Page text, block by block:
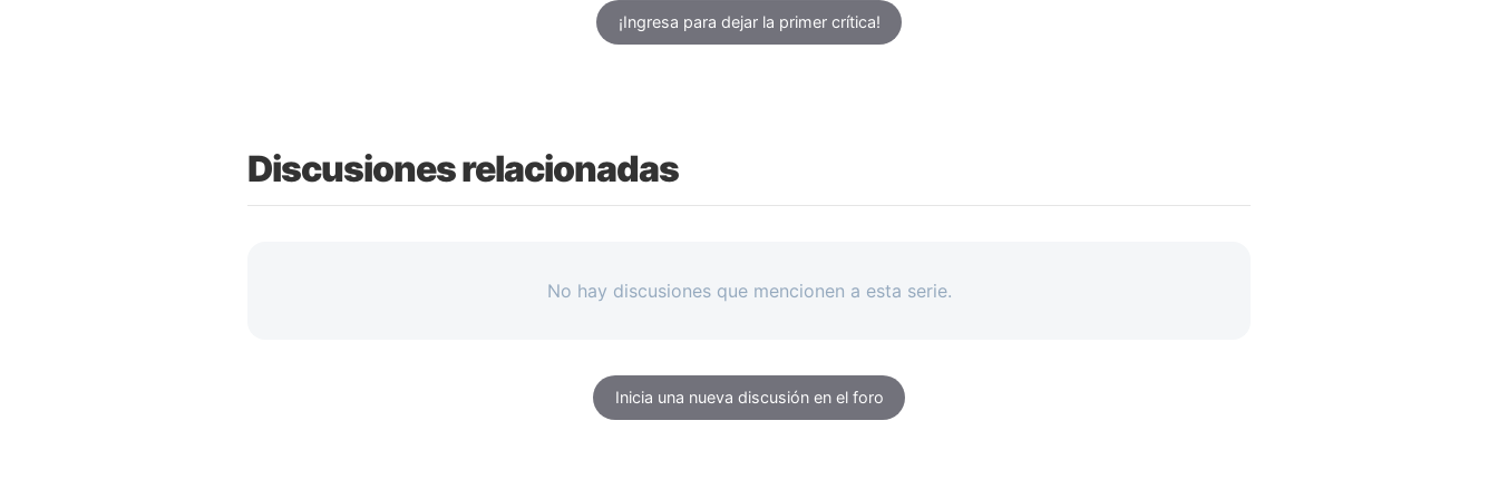
¡Ingresa para dejar la primer crítica!
Discusiones relacionadas
No hay discusiones que mencionen a esta serie.
Inicia una nueva discusión en el foro